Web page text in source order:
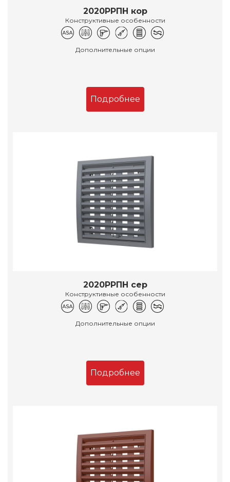
2020РРПН кор
Конструктивные особенности
Дополнительные опции
Подробнее
2020РРПН сер
Конструктивные особенности
Дополнительные опции
Подробнее